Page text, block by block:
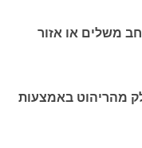
משלים או אזור
מהריהוט באמצעות